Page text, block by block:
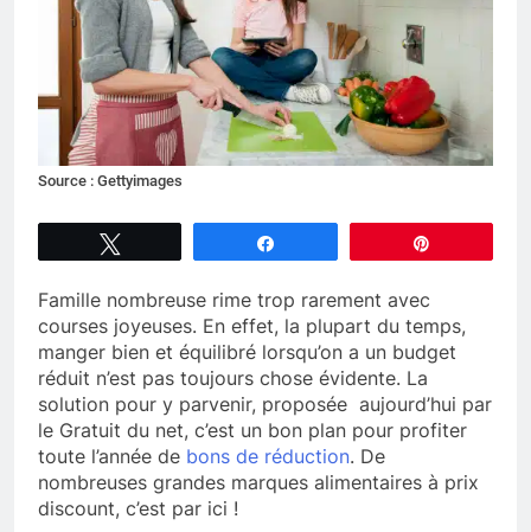
Source : Gettyimages
Famille nombreuse rime trop rarement avec
courses joyeuses. En effet, la plupart du temps,
manger bien et équilibré lorsqu’on a un budget
réduit n’est pas toujours chose évidente. La
solution pour y parvenir, proposée aujourd’hui par
le Gratuit du net, c’est un bon plan pour profiter
toute l’année de bons de réduction. De
nombreuses grandes marques alimentaires à prix
discount, c’est par ici !